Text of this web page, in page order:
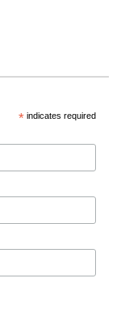
* indicates required